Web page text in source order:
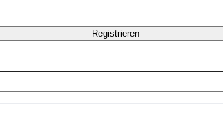
Registrieren